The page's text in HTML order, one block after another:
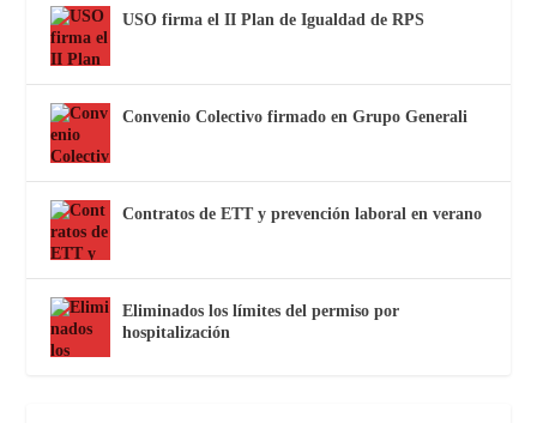
USO firma el II Plan de Igualdad de RPS
Convenio Colectivo firmado en Grupo Generali
Contratos de ETT y prevención laboral en verano
Eliminados los límites del permiso por
hospitalización